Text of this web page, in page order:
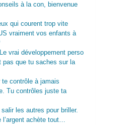
à la con, bienvenue
qui courent trop vite
vraiment vos enfants à
vrai développement perso
pas que tu saches sur la
contrôle à jamais
Tu contrôles juste ta
les autres pour briller.
l’argent achète tout…